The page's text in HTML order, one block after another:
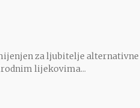
za ljubitelje alternativne
lijekovima...